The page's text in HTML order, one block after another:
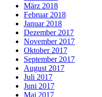
März 2018
Februar 2018
Januar 2018
Dezember 2017
November 2017
Oktober 2017
September 2017
August 2017
Juli 2017
Juni 2017
Mai 2017